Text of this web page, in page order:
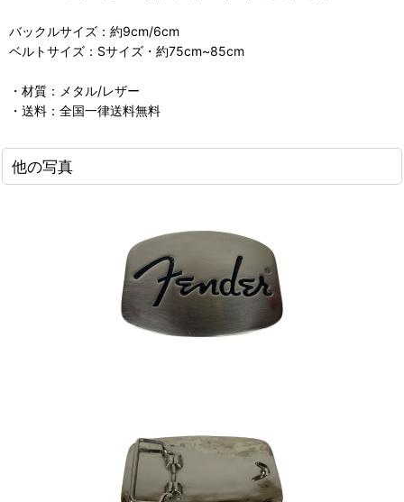
バックルサイズ：約9cm/6cm
ベルトサイズ：Sサイズ・約75cm~85cm
・材質：メタル/レザー
・送料：全国一律送料無料
他の写真